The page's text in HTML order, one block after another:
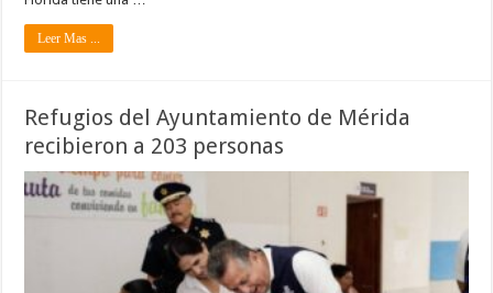
Leer Mas ...
Refugios del Ayuntamiento de Mérida
recibieron a 203 personas